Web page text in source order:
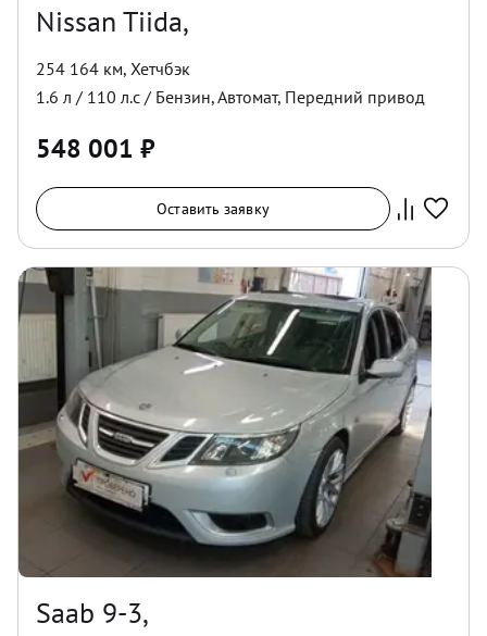
Nissan Tiida,
254 164 км, Хетчбэк
1.6 л / 110 л.с / Бензин,Автомат, Передний привод
548 001 ₽
Оставить заявку
Saab 9-3,